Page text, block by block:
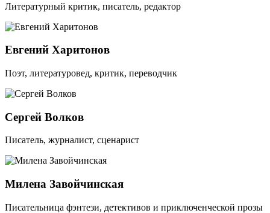
Литературный критик, писатель, редактор
Евгений Харитонов
Поэт, литературовед, критик, переводчик
Сергей Волков
Писатель, журналист, сценарист
Милена Завойчинская
Писательница фэнтези, детективов и приключенческой прозы